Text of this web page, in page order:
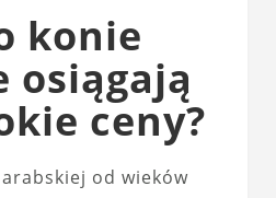
konie
osiągają
ceny?
od wieków